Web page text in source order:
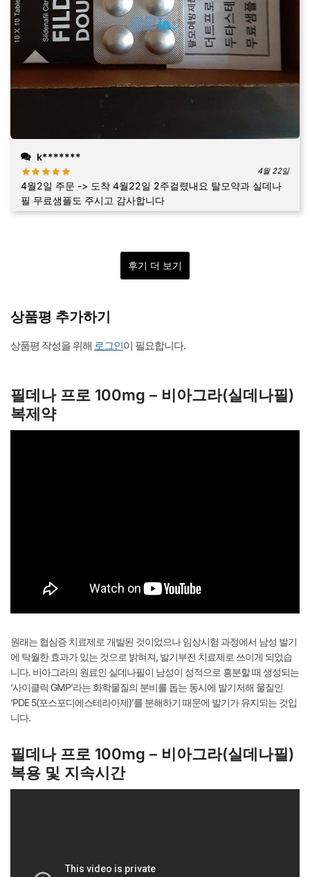
k*******
4월 22일
4월2일 주문 -> 도착 4월22일 2주걸렸내요 탈모약과 실데나
필 무료샘플도 주시고 감사합니다
후기 더 보기
상품평 추가하기
상품평 작성을 위해 로그인이 필요합니다.
필데나 프로 100mg – 비아그라(실데나필)
복제약
원래는 협심증 치료제로 개발된 것이었으나 임상시험 과정에서 남성 발기
에 탁월한 효과가 있는 것으로 밝혀져, 발기부전 치료제로 쓰이게 되었습
니다. 비아그라의 원료인 실데나필이 남성이 성적으로 흥분할 때 생성되는
‘사이클릭 GMP’라는 화학물질의 분비를 돕는 동시에 발기저해 물질인
‘PDE 5(포스포디에스테라아제)’를 분해하기 때문에 발기가 유지되는 것입
니다.
필데나 프로 100mg – 비아그라(실데나필)
복용 및 지속시간